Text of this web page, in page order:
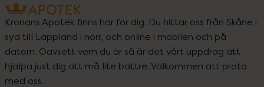
Kronans Apotek finns här för dig. Du hittar oss från Skåne i
syd till Lappland i norr, och online i mobilen och på
datorn. Oavsett vem du är så är det vårt uppdrag att
hjälpa just dig att må lite bättre. Välkommen att prata
med oss.